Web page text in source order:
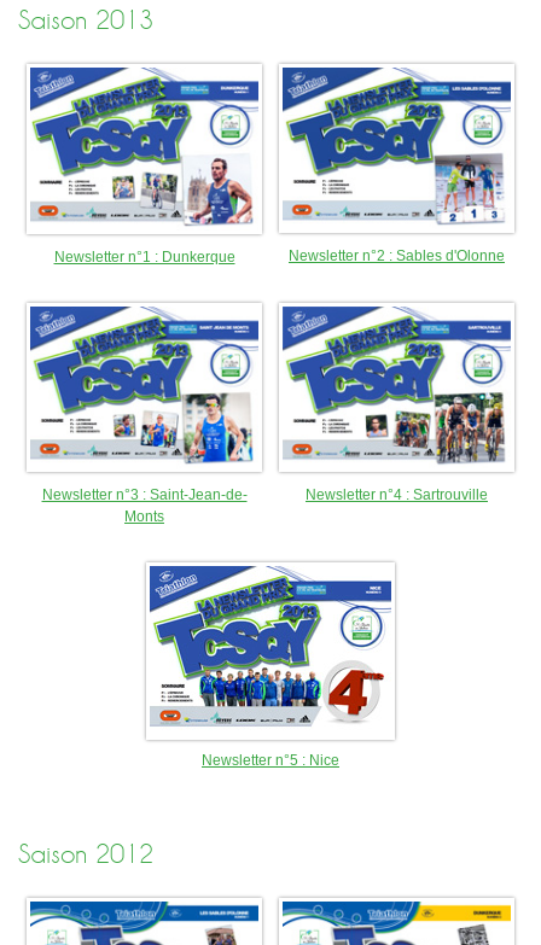
Saison 2013
Newsletter n°1 : Dunkerque Newsletter n°2 : Sables d'Olonne
Newsletter n°3 : Saint-Jean-de-
Monts
Newsletter n°4 : Sartrouville
Newsletter n°5 : Nice
Saison 2012